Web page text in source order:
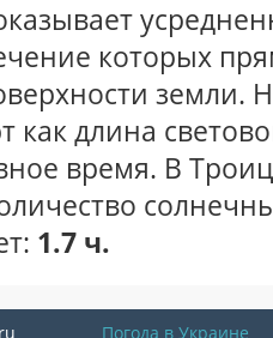
которых
земли.
как длина
время. В
1.7 ч.
Погода в Украине